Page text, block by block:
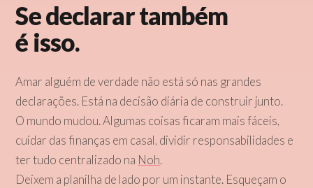
Se declarar também
é isso.
Amar alguém de verdade não está só nas grandes
declarações. Está na decisão diária de construir junto.
O mundo mudou. Algumas coisas ficaram mais fáceis,
cuidar das finanças em casal, dividir responsabilidades e
ter tudo centralizado na Noh.
Deixem a planilha de lado por um instante. Esqueçam o